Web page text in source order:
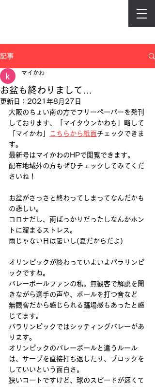
記事
お盆も終わりまして…
マイかわ
更新日： 2021年8月27日
大阪のちょい南の方でフリーペーパーを発刊
しております、「マイタウンかわち」略して
「マイかわ」
こちらから紙面チェックできま
す。
最新号はマイかわのHPで閲覧できます。
配布地域外の方もぜひチェックしてみてくだ
さいね！
お盆がさっさと終わってしまってなんだかも
の悲しい。
コロナだし、雨ばっかりだったしなんかホン
トに溜まるストレス。
雨じゃない日は暑いし(夏だからだよ)
オリンピックが終わっていよいよパラリンピ
ックですね。
バレーボールファンの私。無観客で解説を聞
きながら選手の声や、ボールを打つ音など
無観客だから感じられる臨場感もあったと感
じてます。
パラリンピックではシッティングバレーがあ
ります。
オリンピックのバレーボールと違うルール
は、サーブを直接打ち返したり、ブロックを
していいという面白さ。
狭いコートですけど、球のスピードが速くて